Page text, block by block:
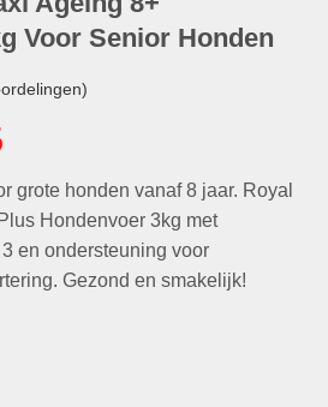
Voor Senior Honden
Huidige
is:
€14,95.
grote honden vanaf 8 jaar. Royal
Hondenvoer 3kg met
en ondersteuning voor
Gezond en smakelijk!